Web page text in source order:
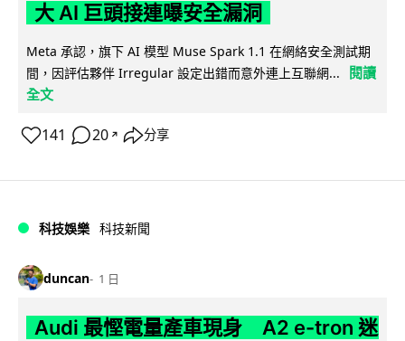
大 AI 巨頭接連曝安全漏洞
Meta 承認，旗下 AI 模型 Muse Spark 1.1 在網絡安全測試期
間，因評估夥伴 Irregular 設定出錯而意外連上互聯網...
閱讀
全文
141 20 ↗ 分享
科技娛樂 科技新聞
duncan 1 日
Audi 最慳電量產車現身 A2 e-tron 迷